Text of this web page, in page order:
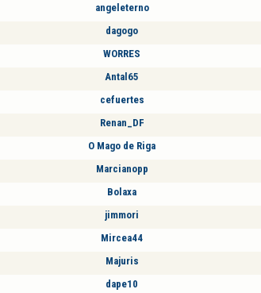
angeleterno
dagogo
WORRES
Antal65
cefuertes
Renan_DF
O Mago de Riga
Marcianopp
Bolaxa
jimmori
Mircea44
Majuris
dape10